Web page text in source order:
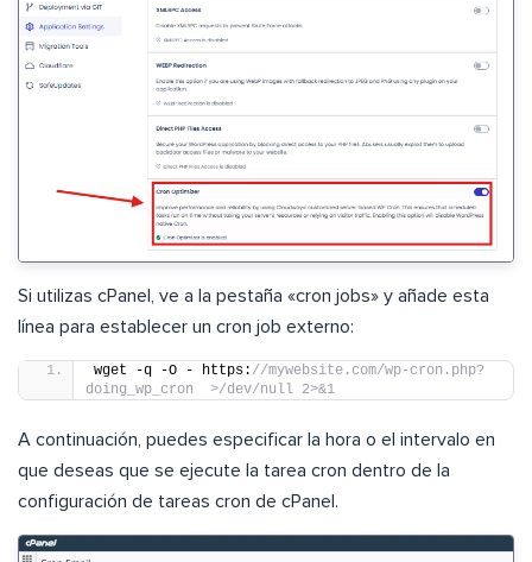
Si utilizas cPanel, ve a la pestaña «cron jobs» y añade esta
línea para establecer un cron job externo:
wget -q -O - https: //mywebsite.com/wp-cron.php?
doing_wp_cron  >/dev/null 2>&1
A continuación, puedes especificar la hora o el intervalo en
que deseas que se ejecute la tarea cron dentro de la
configuración de tareas cron de cPanel.